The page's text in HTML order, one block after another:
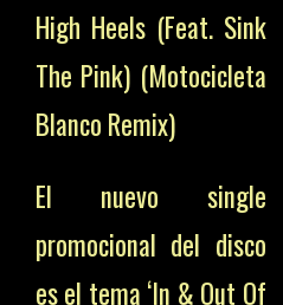
High Heels (Feat. Sink
The Pink) (Motocicleta
Blanco Remix)
El nuevo single
promocional del disco
es el tema ‘In & Out Of